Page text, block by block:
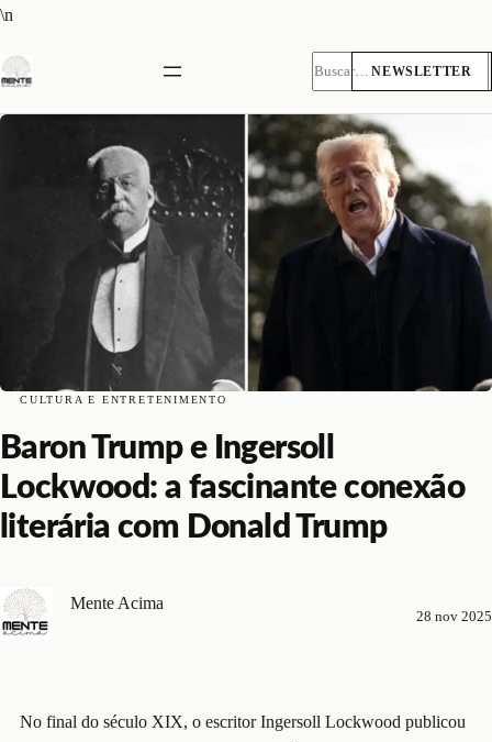
\n
o
NEWSLETTER
CULTURA E ENTRETENIMENTO
Baron Trump e Ingersoll
Lockwood: a fascinante conexão
literária com Donald Trump
Mente Acima
28 nov 2025
No final do século XIX, o escritor Ingersoll Lockwood publicou